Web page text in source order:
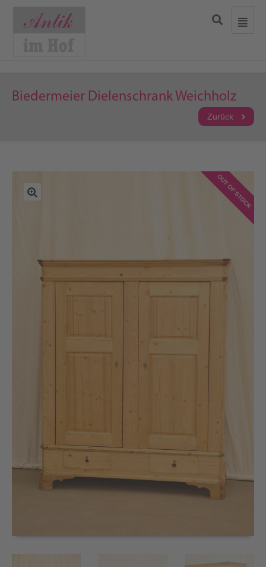
Biedermeier Dielenschrank Weichholz
Zurück
OUT OF STOCK